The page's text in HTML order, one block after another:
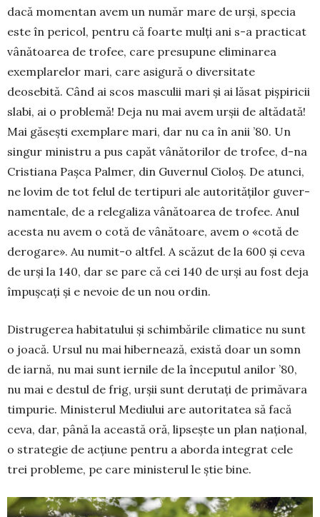
dacă momentan avem un număr mare de urși, specia
este în pericol, pentru că foarte mulți ani s-a practicat
vânătoarea de trofee, care presu­pune eliminarea
exemplarelor mari, care asigură o diversitate
deosebită. Când ai scos masculii mari și ai lăsat pișpiricii
slabi, ai o problemă! Deja nu mai avem urșii de altădată!
Mai găsești exem­plare mari, dar nu ca în anii ’80. Un
singur ministru a pus capăt vânătorilor de trofee, d-na
Cristiana Pașca Palmer, din Guvernul Cioloș. De atunci,
ne lovim de tot felul de tertipuri ale autorităților gu­ver­
namentale, de a relegaliza vână­toa­rea de trofee. Anul
acesta nu avem o cotă de vânătoare, avem o «cotă de
derogare». Au numit-o altfel. A scăzut de la 600 și ceva
de urși la 140, dar se pare că cei 140 de urși au fost deja
îm­pușcați și e nevoie de un nou ordin.
Distrugerea habitatului și schimbările climatice nu sunt
o joacă. Ursul nu mai hiber­nează, există doar un somn
de iarnă, nu mai sunt iernile de la începutul anilor ’80,
nu mai e destul de frig, urșii sunt deru­tați de primăvara
timpurie. Ministerul Me­diului are autoritatea să facă
ceva, dar, până la această oră, lipsește un plan național,
o strategie de acțiune pentru a aborda integrat cele
trei probleme, pe care ministerul le știe bine.